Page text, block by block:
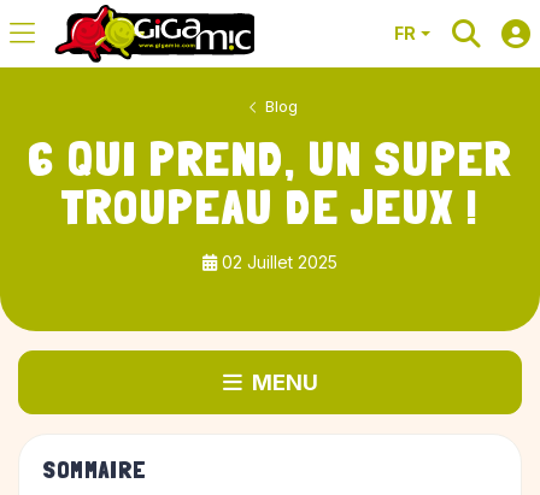
FR
Blog
6 QUI PREND, UN SUPER
TROUPEAU DE JEUX !
02 Juillet 2025
SOMMAIRE
MENU